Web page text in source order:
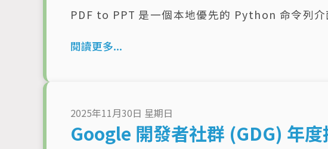
PDF to PPT 是一個本地優先的 Python 命令列
閱讀更多...
2025年11月30日 星期日
Google 開發者社群 (GDG) 年